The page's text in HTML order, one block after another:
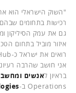
"השוק הישראלי הוא
רכישות בתחומים
גם את עמק הסיליקון
איזור מוביל בתחום
אני חושב שהרבה
בראיון לאנשים
Operations ב-